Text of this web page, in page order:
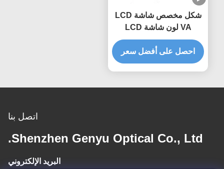
شكل مخصص شاشة LCD
VA لون شاشة LCD
منقسمة 4Digit شاشة زيبرا
للساعة
احصل على أفضل سعر
اتصل بنا
Shenzhen Genyu Optical Co., Ltd.
البريد الإلكتروني